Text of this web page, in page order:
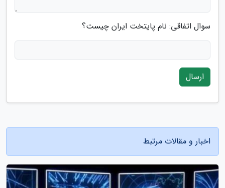
سوال اتفاقی: نام پایتخت ایران چیست؟
ارسال
اخبار و مقالات مرتبط